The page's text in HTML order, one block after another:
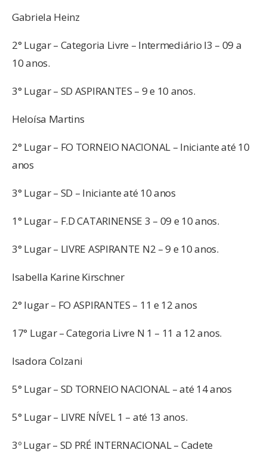
Gabriela Heinz
2° Lugar – Categoria Livre – Intermediário I3 – 09 a
10 anos.
3° Lugar – SD ASPIRANTES – 9 e 10 anos.
Heloísa Martins
2° Lugar – FO TORNEIO NACIONAL – Iniciante até 10
anos
3° Lugar – SD – Iniciante até 10 anos
1° Lugar – F.D CATARINENSE 3 – 09 e 10 anos.
3° Lugar – LIVRE ASPIRANTE N2 – 9 e 10 anos.
Isabella Karine Kirschner
2° lugar – FO ASPIRANTES – 11 e 12 anos
17° Lugar – Categoria Livre N 1 – 11 a 12 anos.
Isadora Colzani
5° Lugar – SD TORNEIO NACIONAL – até 14 anos
5° Lugar – LIVRE NÍVEL 1 – até 13 anos.
3º Lugar – SD PRÉ INTERNACIONAL – Cadete